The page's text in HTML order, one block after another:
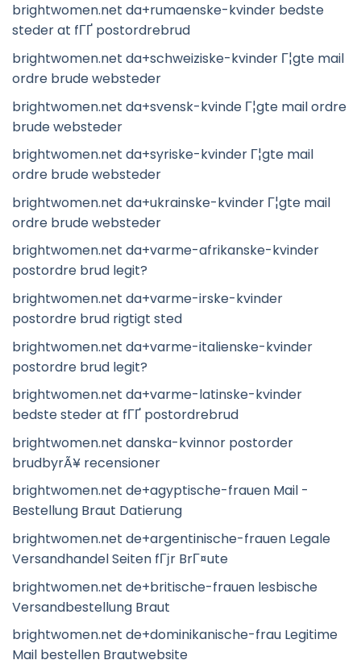
brightwomen.net da+rumaenske-kvinder bedste
steder at fГҐ postordrebrud
brightwomen.net da+schweiziske-kvinder Г¦gte mail
ordre brude websteder
brightwomen.net da+svensk-kvinde Г¦gte mail ordre
brude websteder
brightwomen.net da+syriske-kvinder Г¦gte mail
ordre brude websteder
brightwomen.net da+ukrainske-kvinder Г¦gte mail
ordre brude websteder
brightwomen.net da+varme-afrikanske-kvinder
postordre brud legit?
brightwomen.net da+varme-irske-kvinder
postordre brud rigtigt sted
brightwomen.net da+varme-italienske-kvinder
postordre brud legit?
brightwomen.net da+varme-latinske-kvinder
bedste steder at fГҐ postordrebrud
brightwomen.net danska-kvinnor postorder
brudbyrÃ¥ recensioner
brightwomen.net de+agyptische-frauen Mail -
Bestellung Braut Datierung
brightwomen.net de+argentinische-frauen Legale
Versandhandel Seiten fГјr BrГ¤ute
brightwomen.net de+britische-frauen lesbische
Versandbestellung Braut
brightwomen.net de+dominikanische-frau Legitime
Mail bestellen Brautwebsite